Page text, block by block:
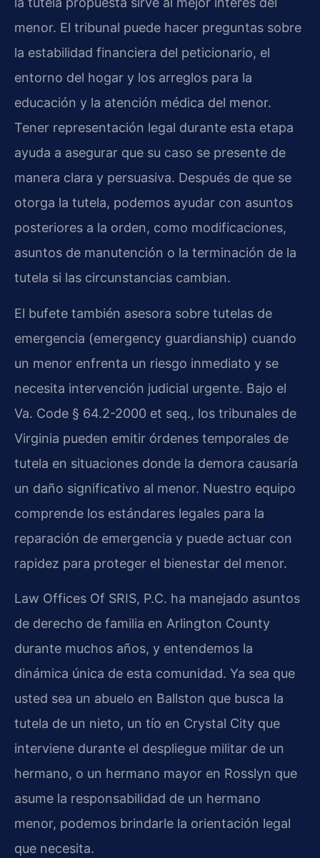
menor. El tribunal puede hacer preguntas sobre
la estabilidad financiera del peticionario, el
entorno del hogar y los arreglos para la
educación y la atención médica del menor.
Tener representación legal durante esta etapa
ayuda a asegurar que su caso se presente de
manera clara y persuasiva. Después de que se
otorga la tutela, podemos ayudar con asuntos
posteriores a la orden, como modificaciones,
asuntos de manutención o la terminación de la
tutela si las circunstancias cambian.
El bufete también asesora sobre tutelas de
emergencia (emergency guardianship) cuando
un menor enfrenta un riesgo inmediato y se
necesita intervención judicial urgente. Bajo el
Va. Code § 64.2-2000 et seq., los tribunales de
Virginia pueden emitir órdenes temporales de
tutela en situaciones donde la demora causaría
un daño significativo al menor. Nuestro equipo
comprende los estándares legales para la
reparación de emergencia y puede actuar con
rapidez para proteger el bienestar del menor.
Law Offices Of SRIS, P.C. ha manejado asuntos
de derecho de familia en Arlington County
durante muchos años, y entendemos la
dinámica única de esta comunidad. Ya sea que
usted sea un abuelo en Ballston que busca la
tutela de un nieto, un tío en Crystal City que
interviene durante el despliegue militar de un
hermano, o un hermano mayor en Rosslyn que
asume la responsabilidad de un hermano
menor, podemos brindarle la orientación legal
que necesita.